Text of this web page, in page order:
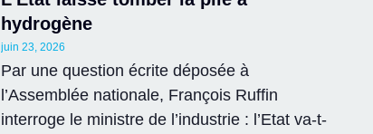
hydrogène
juin 23, 2026
Par une question écrite déposée à
l’Assemblée nationale, François Ruffin
interroge le ministre de l’industrie : l’Etat va-t-